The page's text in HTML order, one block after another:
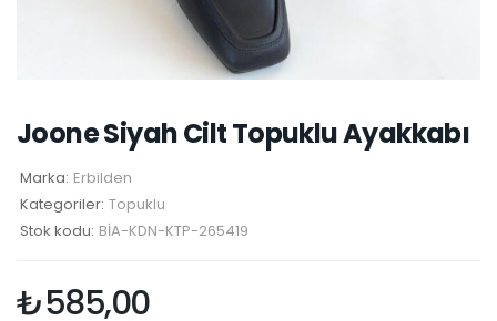
Joone Siyah Cilt Topuklu Ayakkabı
Marka: Erbilden
Kategoriler: Topuklu
Stok kodu: BİA-KDN-KTP-265419
₺585,00